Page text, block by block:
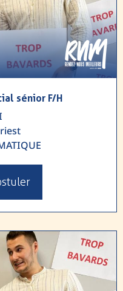
sénior F/H